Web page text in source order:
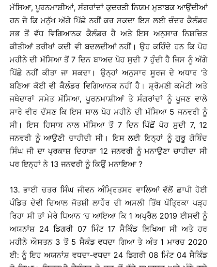
ਮੱਸਿਆ, ਪੂਰਨਮਾਸ਼ੀਆਂ, ਸੰਗਰਾਂਦਾਂ ਕੁਦਰਤੀ ਨਿਯਮ ਮੁਤਾਬਕ ਆਉਂਦੀਆਂ
ਹਨ ਜੋ ਕਿ ਮਨੁੱਖ ਅੱਗੇ ਪਿੱਛੇ ਨਹੀਂ ਕਰ ਸਕਦਾ ਇਸ ਲਈ ਚੰਦਰ ਕੈਲੰਡਰ
ਸਭ ਤੋਂ ਵੱਧ ਵਿਗਿਆਨਕ ਕੈਲੰਡਰ ਹੈ ਅਤੇ ਇਸ ਅਨੁਸਾਰ ਨਿਸ਼ਚਿਤ
ਕੀਤੀਆਂ ਤਰੀਖਾਂ ਕਦੀ ਵੀ ਬਦਲਦੀਆਂ ਨਹੀਂ। ਉਹ ਕਹਿੰਦੇ ਹਨ ਕਿ ਪੋਹ
ਮਹੀਨੇ ਦੀ ਮੱਸਿਆ ਤੋਂ 7 ਦਿਨ ਬਾਅਦ ਪੋਹ ਸੁਦੀ 7 ਹੁੰਦੀ ਹੈ ਜਿਸ ਨੂੰ ਅੱਗੇ
ਪਿੱਛੇ ਨਹੀਂ ਕੀਤਾ ਜਾ ਸਕਦਾ। ਉਨ੍ਹਾਂ ਅਨੁਸਾਰ ਸੂਰਜ ਦੇ ਅਧਾਰ ’ਤੇ
ਬਣਿਆ ਕੋਈ ਵੀ ਕੈਲੰਡਰ ਵਿਗਿਆਨਕ ਨਹੀਂ ਹੈ। ਸ਼੍ਰੋਮਣੀ ਕਮੇਟੀ ਅਤੇ
ਜਥੇਦਾਰਾਂ ਸਮੇਤ ਮੱਸਿਆ, ਪੂਰਨਮਾਸ਼ੀਆਂ ਤੇ ਸੰਗਰਾਂਦਾਂ ਨੂੰ ਪੂਜਣ ਵਾਲੇ
ਸਾਰੇ ਵੀਰ ਦੱਸਣ ਕਿ ਇਸ ਸਾਲ ਪੋਹ ਮਹੀਨੇ ਦੀ ਮੱਸਿਆ 5 ਜਨਵਰੀ ਨੂੰ
ਸੀ। ਇਸ ਹਿਸਾਬ ਨਾਲ ਮੱਸਿਆ ਤੋਂ 7 ਦਿਨ ਪਿੱਛੋਂ ਪੋਹ ਸੁਦੀ 7, 12
ਜਨਵਰੀ ਨੂੰ ਆਉਣੀ ਚਾਹੀਦੀ ਸੀ। ਇਸ ਲਈ ਇਨ੍ਹਾਂ ਨੂੰ ਗੁਰੂ ਗੋਬਿੰਦ
ਸਿੰਘ ਜੀ ਦਾ ਪ੍ਰਕਾਸ਼ ਦਿਹਾੜਾ 12 ਜਨਵਰੀ ਨੂੰ ਮਨਾਉਣਾ ਚਾਹੀਦਾ ਸੀ
ਪਰ ਇਨ੍ਹਾਂ ਨੇ 13 ਜਨਵਰੀ ਨੂੰ ਕਿਉਂ ਮਨਾਇਆ ?
13. ਭਾਈ ਚਤਰ ਸਿੰਘ ਜੀਵਨ ਅੰਮ੍ਰਿਤਸਰ ਵਾਲਿਆਂ ਵੱਲੋਂ ਛਾਪੀ ਹੋਈ
ਪੰਡਿਤ ਦੇਵੀ ਦਿਆਲ ਜੋਤਸ਼ੀ ਲਾਹੌਰ ਦੀ ਅਸਲੀ ਤਿੱਥ ਪੱਤ੍ਰਿਕਾ ਪੜ੍ਹ
ਰਿਹਾ ਸੀ ਤਾਂ ਮੇਰੇ ਧਿਆਨ ’ਚ ਆਇਆ ਕਿ 1 ਅਪ੍ਰੈਲ 2019 ਈਸਵੀ ਨੂੰ
ਅਯਨਾਂਸ਼ 24 ਡਿਗਰੀ 07 ਮਿੰਟ 17 ਸੈਕਿੰਡ ਲਿਖਿਆ ਸੀ ਅਤੇ ਹਰ
ਮਹੀਨੇ ਔਸਤਨ 3 ਤੋਂ 5 ਸੈਕੰਡ ਵਧਦਾ ਗਿਆ ਤੇ ਅੰਤ 1 ਮਾਰਚ 2020
ਈ: ਨੂੰ ਇਹ ਅਯਨਾਂਸ਼ ਵਧਦਾ-ਵਧਦਾ 24 ਡਿਗਰੀ 08 ਮਿੰਟ 04 ਸੈਕਿੰਡ